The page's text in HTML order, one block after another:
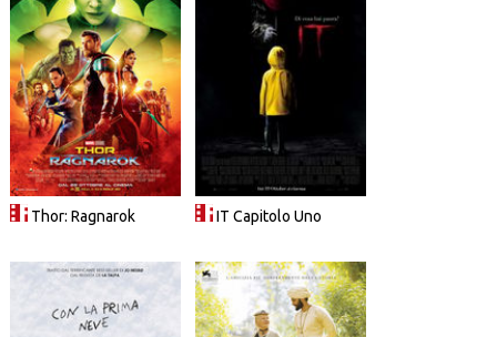
Thor: Ragnarok IT Capitolo Uno